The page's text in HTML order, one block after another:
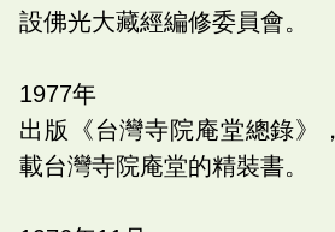
設佛光大藏經編修委員會。
1977年
出版《台灣寺院庵堂總錄》
載台灣寺院庵堂的精裝書。